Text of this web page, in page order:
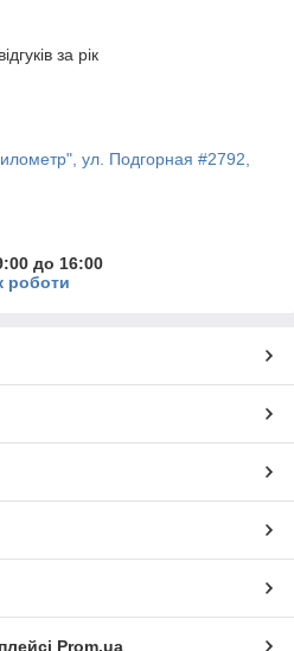
за рік
ул. Подгорная #2792,
до 16:00
роботи
Prom.ua